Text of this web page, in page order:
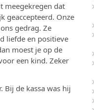
meegekregen dat
geaccepteerd. Onze
gedrag. Ze
liefde en positieve
moest je op de
een kind. Zeker
Bij de kassa was hij